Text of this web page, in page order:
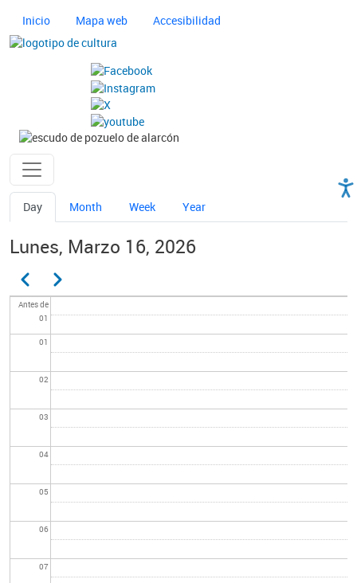
Navegación principal cultura
Inicio Mapa web
Accesibilidad
Imagen
Imagen
Ayuntamiento de Pozuelo
Solapas principales
Day Month Week Year
Lunes, Marzo 16, 2026
Paginación
AnteriorSiguiente
Antes de
01
01
02
03
04
05
06
07